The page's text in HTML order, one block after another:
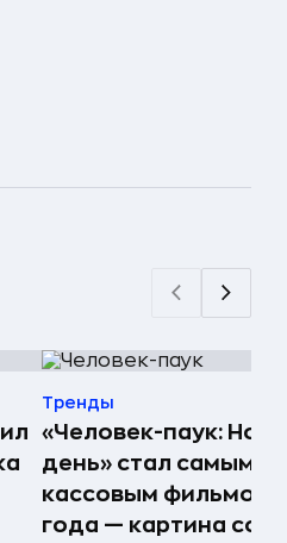
Тренды
«Человек-паук:
день» стал самым
кассовым фильмом
года — картина